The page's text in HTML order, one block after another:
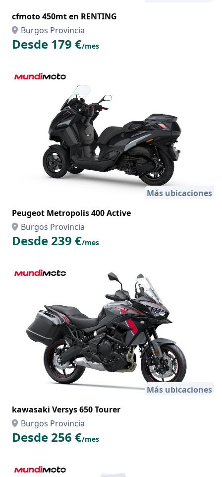
cfmoto 450mt en RENTING
Burgos Provincia
Desde 179 €/mes
Más ubicaciones
Peugeot Metropolis 400 Active
Burgos Provincia
Desde 239 €/mes
Más ubicaciones
kawasaki Versys 650 Tourer
Burgos Provincia
Desde 256 €/mes